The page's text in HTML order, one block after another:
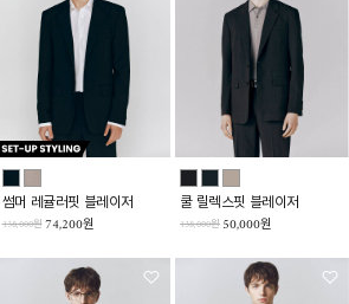
썸머 레귤러핏 블레이저
138,000원74,200원
쿨 릴렉스핏 블레이저
138,000원 50,000원